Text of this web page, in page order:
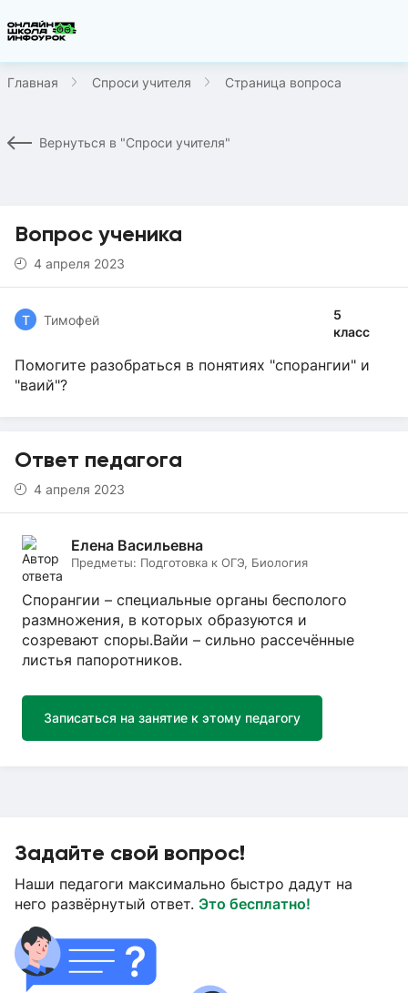
Главная Спроси учителя Страница вопроса
Вернуться в "Спроси учителя"
Вопрос ученика
4 апреля 2023
5
класс
Т Тимофей
Помогите разобраться в понятиях "спорангии" и
"ваий"?
Ответ педагога
4 апреля 2023
Елена Васильевна
Предметы: Подготовка к ОГЭ, Биология
Спорангии – специальные органы бесполого
размножения, в которых образуются и
созревают споры.Вайи – сильно рассечённые
листья папоротников.
Записаться на занятие к этому педагогу
Задайте свой вопрос!
Наши педагоги максимально быстро дадут на
него развёрнутый ответ. Это бесплатно!